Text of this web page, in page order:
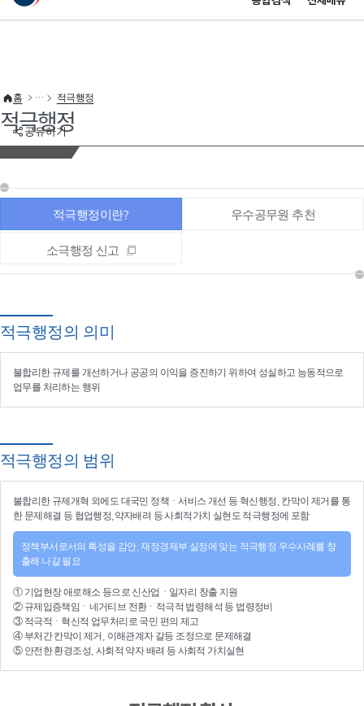
이 누리집은 대한민국 공식 전자정부 누리집입니다.
공유하기
홈 적극행정
적극행정
적극행정이란? 우수공무원 추천
소극행정 신고
적극행정의 의미
불합리한 규제를 개선하거나 공공의 이익을 증진하기 위하여 성실하고 능동적으로
업무를 처리하는 행위
적극행정의 범위
불합리한 규제개혁 외에도 대국민 정책ㆍ서비스 개선 등 혁신행정 , 칸막이 제거를 통
한 문제해결 등 협업행정 ,약자배려 등사회적가치 실현 도 적극행정에 포함
정책부서로서의 특성을 감안, 재정경제부 실정에 맞는 적극행정 우수사례를 창
출해 나갈 필요
① 기업현장 애로해소 등으로 신산업 ㆍ 일자리 창출 지원
② 규제입증책임 ㆍ 네거티브 전환ㆍ적극적 법령해석 등 법령정비
③ 적극적 ㆍ 혁신적 업무처리 로 국민 편의 제고
④ 부처간 칸막이 제거, 이해관계자 갈등 조정으로 문제해결
⑤ 안전한 환경조성, 사회적 약자 배려 등 사회적 가치실현